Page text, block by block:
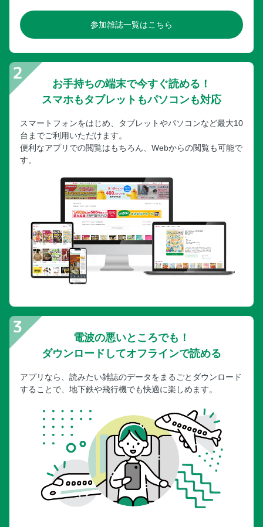
参加雑誌一覧はこちら
お手持ちの端末で今すぐ読める！
スマホもタブレットもパソコンも対応
スマートフォンをはじめ、タブレットやパソコンなど最大10
台までご利用いただけます。
便利なアプリでの閲覧はもちろん、Webからの閲覧も可能で
す。
電波の悪いところでも！
ダウンロードしてオフラインで読める
アプリなら、読みたい雑誌のデータをまるごとダウンロード
することで、地下鉄や飛行機でも快適に楽しめます。